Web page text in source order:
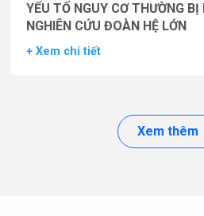
YẾU TỐ NGUY CƠ THƯỜNG
NGHIÊN CỨU ĐOÀN HỆ LỚN
+ Xem chi tiết
Xem thêm